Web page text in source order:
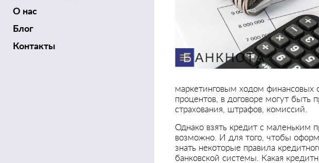
О нас
Блог
Контакты
маркетинговым ходом
процентов, в договоре могут быть
страхования, штрафов, комиссий.
Однако взять кредит с маленьким
возможно. И для того, чтобы
знать некоторые правила
банковской системы. Какая